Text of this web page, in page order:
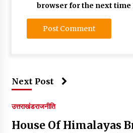
browser for the next time
Next Post
उत्तराखंडराजनीति
House Of Himalayas